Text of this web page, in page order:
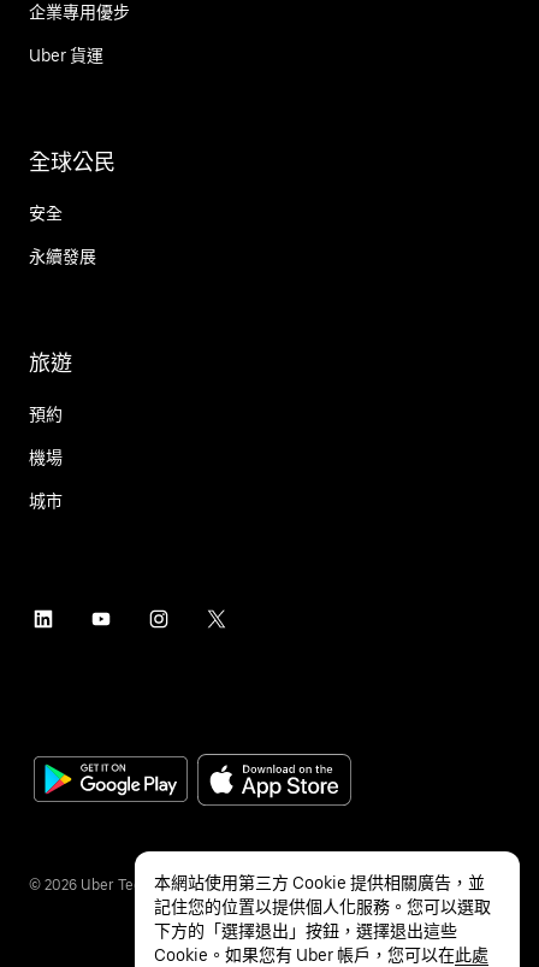
企業專用優步
Uber 貨運
全球公民
安全
永續發展
旅遊
預約
機場
城市
© 2026 Uber Technologies Inc.
本網站使用第三方 Cookie 提供相關廣告，並
記住您的位置以提供個人化服務。您可以選取
下方的「選擇退出」按鈕，選擇退出這些
Cookie。如果您有 Uber 帳戶，您可以在此處